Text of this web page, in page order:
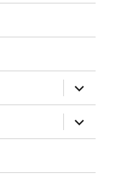
ouvrir
le
sous-
menu
ouvrir
le
sous-